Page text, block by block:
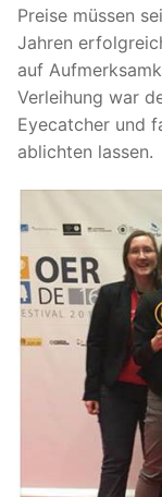
Preise müssen
Jahren
auf
Verleihung war
Eyecatcher und
ablichten lassen.